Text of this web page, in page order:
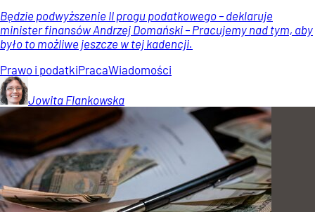
Będzie podwyższenie II progu podatkowego – deklaruje
minister finansów Andrzej Domański – Pracujemy nad tym, aby
było to możliwe jeszcze w tej kadencji.
Prawo i podatkiPracaWiadomości
Jowita Flankowska